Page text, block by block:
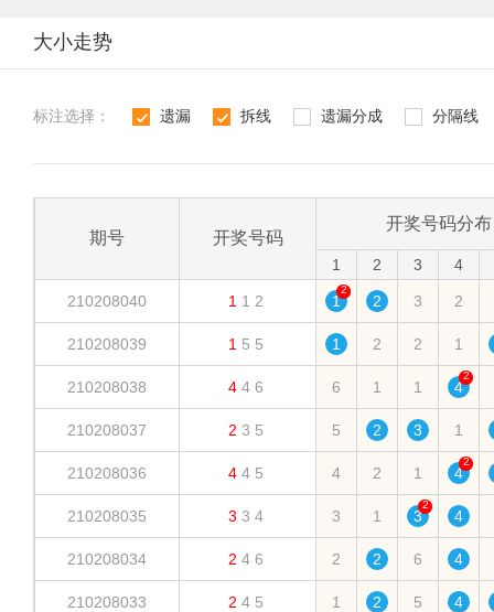
大小走势
标注选择：
遗漏
拆线
遗漏分成
分隔线
期号 开奖号码
开奖号码分布
1 2 3 4
210208040 1 1 2 1
2
2 3 2
210208039 1 5 5 1 2 2 1
210208038 4 4 6 6 1 1 4
2
210208037 2 3 5 5 2 3 1
210208036 4 4 5 4 2 1 4
2
210208035 3 3 4 3 1 3
2
4
210208034 2 4 6 2 2 6 4
210208033 2 4 5 1 2 5 4